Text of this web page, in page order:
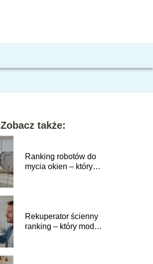
Zobacz także:
Ranking robotów do
mycia okien – który
Rekuperator ścienny
ranking – który model